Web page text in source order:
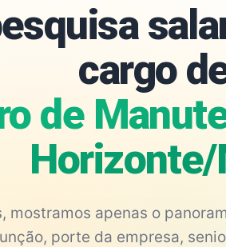
cargo
de
Horizonte/
mostramos apenas o
porte da empresa,